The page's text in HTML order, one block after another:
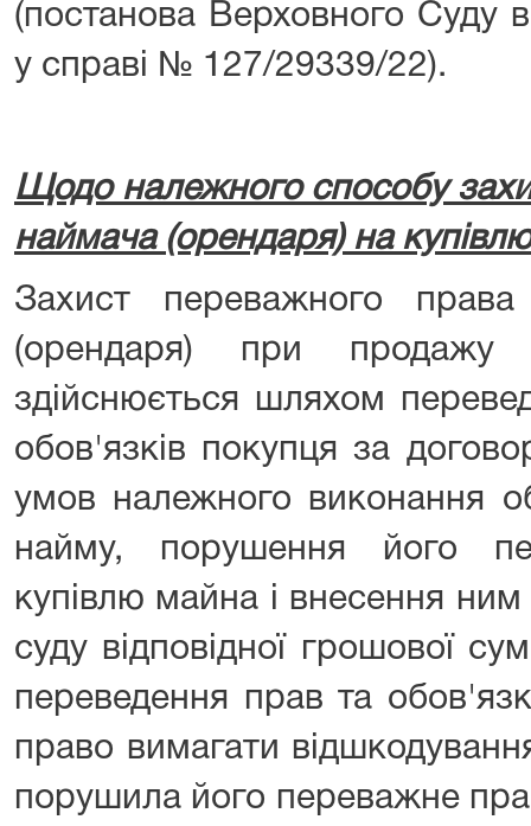
(постанова Верховного Суду
у справі № 127/29339/22).
Щодо належного способу
наймача (орендаря) на
Захист переважного
(орендаря) при продажу
здійснюється шляхом
обов'язків покупця за
умов належного виконання
найму, порушення його
купівлю майна і внесення
суду відповідної грошової
переведення прав та
право вимагати
порушила його переважне